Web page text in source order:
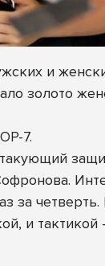
и
золото
7.
за
и тактикой